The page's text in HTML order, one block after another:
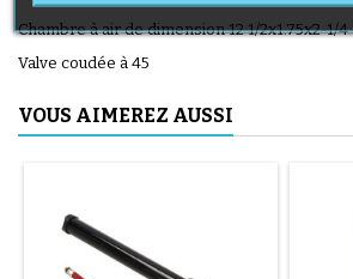
Chambre à air de dimension 12 1/2x1.75x2-1/4
Valve coudée à 45
VOUS AIMEREZ AUSSI